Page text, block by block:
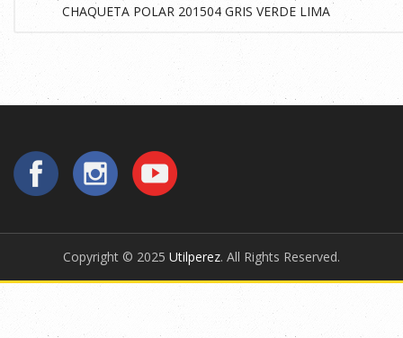
Copyright © 2025 Utilperez. All Rights Reserved.